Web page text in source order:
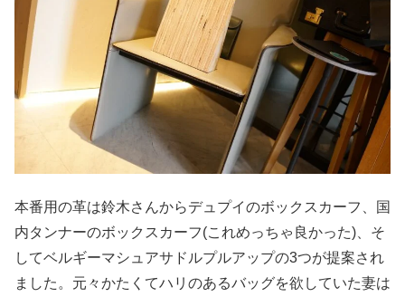
本番用の革は鈴木さんからデュプイのボックスカーフ、国
内タンナーのボックスカーフ(これめっちゃ良かった)、そ
してベルギーマシュアサドルプルアップの3つが提案され
ました。元々かたくてハリのあるバッグを欲していた妻は